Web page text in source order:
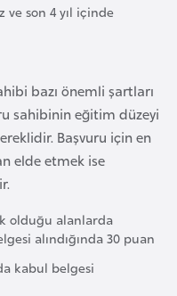
ve son 4 yıl içinde
bazı önemli şartları
sahibinin eğitim düzeyi
Başvuru için en
elde etmek ise
olduğu alanlarda
alındığında 30 puan
kabul belgesi